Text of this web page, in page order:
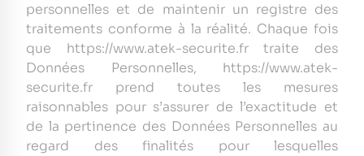
personnelles et de maintenir un registre des
traitements conforme à la réalité. Chaque fois
que https://www.atek-securite.fr traite des
Données Personnelles, https://www.atek-
securite.fr prend toutes les mesures
raisonnables pour s’assurer de l’exactitude et
de la pertinence des Données Personnelles au
regard des finalités pour lesquelles